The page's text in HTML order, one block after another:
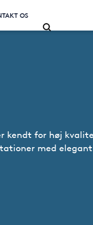
OS
kendt for høj
med